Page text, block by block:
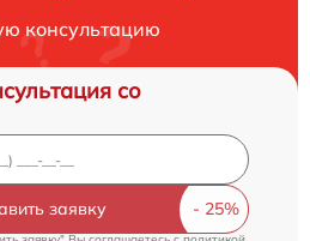
консультацию
со
заявку